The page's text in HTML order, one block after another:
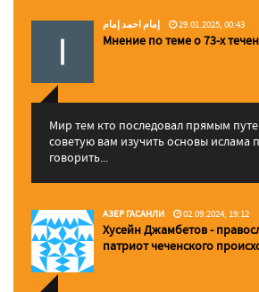
إمام احمد إمام 29.01.2025, 00:43
Мнение по теме о 73-х
Мир тем кто последовал прямым
советую вам изучить основы ислама
говорить...
АЗЕР ГАСАНЛИ 02.09.2024, 19:12
Хусейн Джамбетов -
патриот чеченского